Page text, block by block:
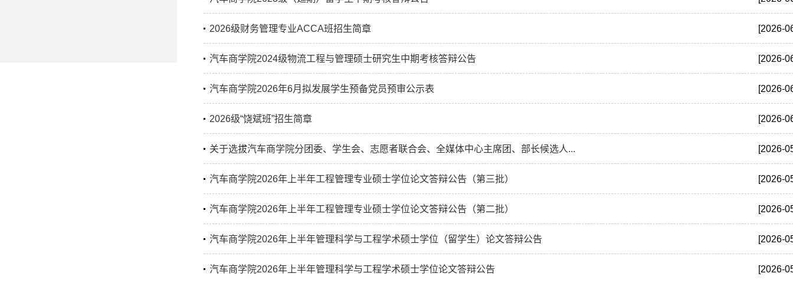
2026级财务管理专业ACCA班招生简章 [2026-
汽车商学院2024级物流工程与管理硕士研究生中期考核答辩公告 [2026-
汽车商学院2026年6月拟发展学生预备党员预审公示表 [2026-
2026级“饶斌班”招生简章 [2026-
关于选拔汽车商学院分团委、学生会、志愿者联合会、全媒体中心主席团、部长候选人... [2026-
汽车商学院2026年上半年工程管理专业硕士学位论文答辩公告（第三批） [2026-
汽车商学院2026年上半年工程管理专业硕士学位论文答辩公告（第二批） [2026-
汽车商学院2026年上半年管理科学与工程学术硕士学位（留学生）论文答辩公告 [2026-
汽车商学院2026年上半年管理科学与工程学术硕士学位论文答辩公告 [2026-